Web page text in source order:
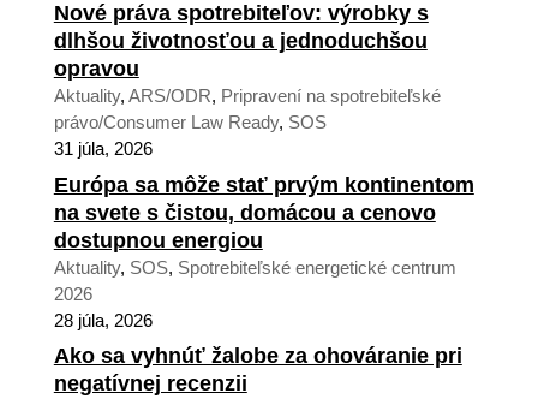
Nové práva spotrebiteľov: výrobky s
dlhšou životnosťou a jednoduchšou
opravou
Aktuality, ARS/ODR, Pripravení na spotrebiteľské
právo/Consumer Law Ready, SOS
31 júla, 2026
Európa sa môže stať prvým kontinentom
na svete s čistou, domácou a cenovo
dostupnou energiou
Aktuality, SOS, Spotrebiteľské energetické centrum
2026
28 júla, 2026
Ako sa vyhnúť žalobe za ohováranie pri
negatívnej recenzii